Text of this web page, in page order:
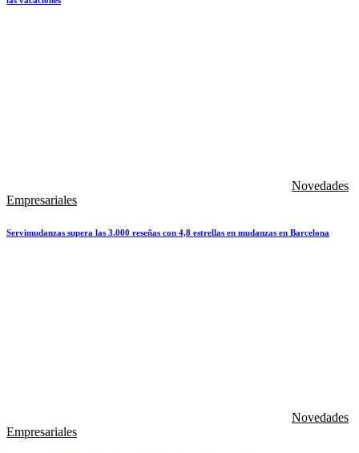
Novedades
Empresariales
Servimudanzas supera las 3.000 reseñas con 4,8 estrellas en mudanzas en Barcelona
Novedades
Empresariales